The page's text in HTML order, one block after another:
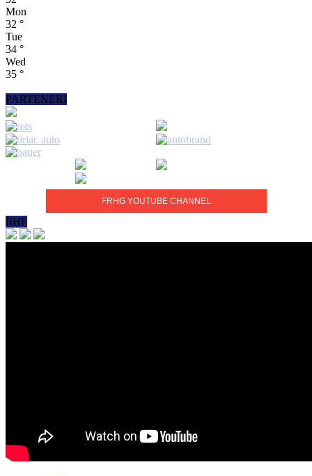
Mon
32 °
Tue
34 °
Wed
35 °
PARTENERI
FRHG YOUTUBE CHANNEL
IIHF